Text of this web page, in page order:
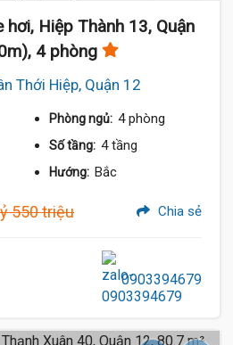
hơi, Hiệp Thành 13, Quận
4 phòng
Thới Hiệp, Quận 12
Phòng ngủ: 4 phòng
Số tầng: 4 tầng
Hướng: Bắc
550 triệu Chia sẻ
0903394679